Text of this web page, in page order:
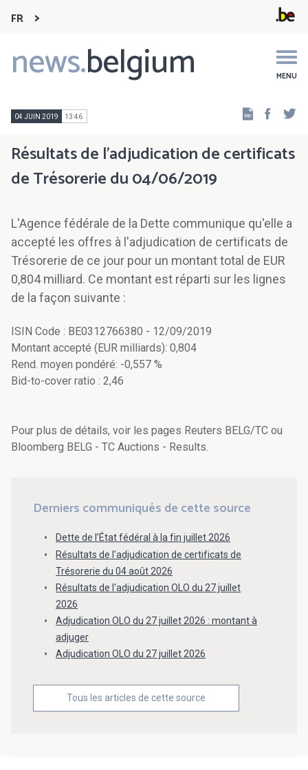
FR
news.belgium MENU
Main
navigation
04 JUIN 2019 13:46
Résultats de l'adjudication de certificats
de Trésorerie du 04/06/2019
L'Agence fédérale de la Dette communique qu'elle a
accepté les offres à l'adjudication de certificats de
Trésorerie de ce jour pour un montant total de EUR
0,804 milliard. Ce montant est réparti sur les lignes
de la façon suivante :
ISIN Code : BE0312766380 - 12/09/2019
Montant accepté (EUR milliards): 0,804
Rend. moyen pondéré: -0,557 %
Bid-to-cover ratio : 2,46
Pour plus de détails, voir les pages Reuters BELG/TC ou
Bloomberg BELG - TC Auctions - Results.
Derniers communiqués de cette source
Dette de l’État fédéral à la fin juillet 2026
Résultats de l'adjudication de certificats de
Trésorerie du 04 août 2026
Résultats de l'adjudication OLO du 27 juillet
2026
Adjudication OLO du 27 juillet 2026 : montant à
adjuger
Adjudication OLO du 27 juillet 2026
Tous les articles de cette source